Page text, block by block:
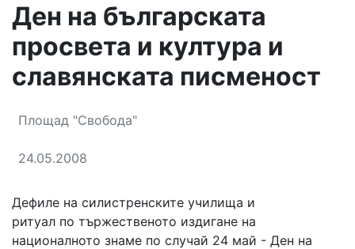
Ден на българската
просвета и култура и
славянската писменост
Площад "Свобода"
24.05.2008
Дефиле на силистренските училища и
ритуал по тържественото издигане на
националното знаме по случай 24 май - Ден на